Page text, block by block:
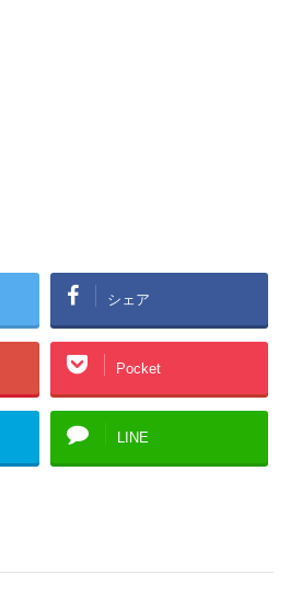
シェア
Pocket
LINE